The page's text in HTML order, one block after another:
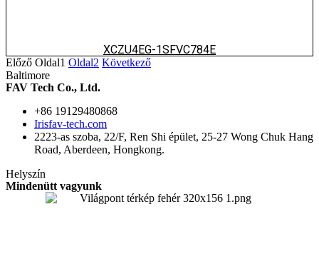
XCZU4EG-1SFVC784E
Előző Oldal1 Oldal2 Következő
Baltimore
FAV Tech Co., Ltd.
+86 19129480868
Irisfav-tech.com
2223-as szoba, 22/F, Ren Shi épület, 25-27 Wong Chuk Hang
Road, Aberdeen, Hongkong.
Helyszín
Mindenütt vagyunk